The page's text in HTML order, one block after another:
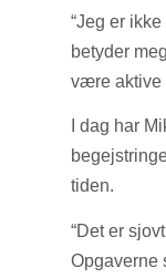
“Jeg er
betyder
være aktive
I dag har
tiden.
“Det er
Opgaverne